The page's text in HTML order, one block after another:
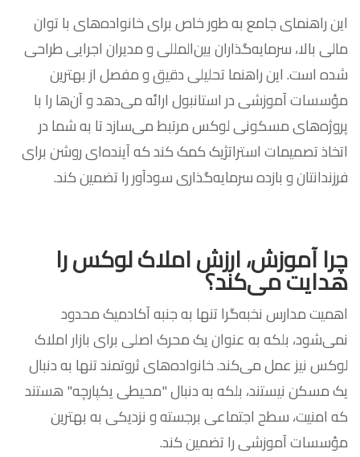
این راهنمای جامع به طور خاص برای خانواده‌های با توان
مالی بالا، سرمایه‌گذاران بین‌المللی و مدیران اجرایی طراحی
شده است. این راهنما تحلیلی دقیق و مفصل از بهترین
مؤسسات آموزشی در استانبول ارائه می‌دهد و آن‌ها را با
پروژه‌های مسکونی لوکس مرتبط می‌سازد تا به شما در
اتخاذ تصمیمات استراتژیک کمک کند که آینده‌ای روشن برای
فرزندانتان و بازده سرمایه‌گذاری سودآور را تضمین کند.
چرا آموزش، ارزش املاک لوکس را
هدایت می‌کند؟
اهمیت مدارس نخبه‌گرا تنها به جنبه آکادمیک محدود
نمی‌شود، بلکه به عنوان یک محرک اصلی برای بازار املاک
لوکس نیز عمل می‌کند. خانواده‌های ثروتمند تنها به دنبال
یک مسکن نیستند، بلکه به دنبال "محیطی یکپارچه" هستند
که امنیت، سطح اجتماعی برجسته و نزدیکی به بهترین
مؤسسات آموزشی را تضمین کند.